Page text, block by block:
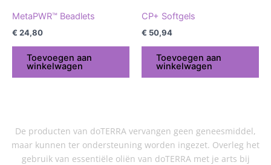
MetaPWR™ Beadlets
€ 24,80
Toevoegen aan
winkelwagen
CP+ Softgels
€ 50,94
Toevoegen aan
winkelwagen
De producten van doTERRA vervangen geen geneesmiddel,
maar kunnen ter ondersteuning worden ingezet. Overleg het
gebruik van essentiële oliën van doTERRA met je arts bij